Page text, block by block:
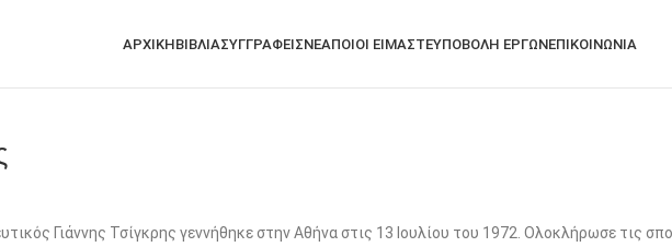
ΑΡΧΙΚΗΒΙΒΛΙΑΣΥΓΓΡΑΦΕΙΣΝΕΑΠΟΙΟΙ ΕΙΜΑΣΤΕΥΠΟΒΟΛΗ ΕΡΓΩΝΕΠΙΚΟΙΝΩΝΙΑ
Γιάννης Τσίγκρης γεννήθηκε στην Αθήνα στις 13 Ιουλίου του 1972. Ολοκλήρωσε τις